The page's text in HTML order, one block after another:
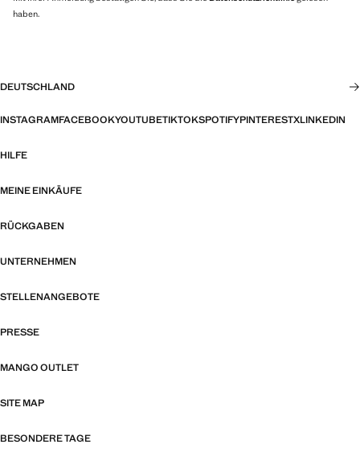
haben.
DEUTSCHLAND
INSTAGRAMFACEBOOKYOUTUBETIKTOKSPOTIFYPINTERESTXLINKEDIN
HILFE
MEINE EINKÄUFE
RÜCKGABEN
UNTERNEHMEN
STELLENANGEBOTE
PRESSE
MANGO OUTLET
SITE MAP
BESONDERE TAGE